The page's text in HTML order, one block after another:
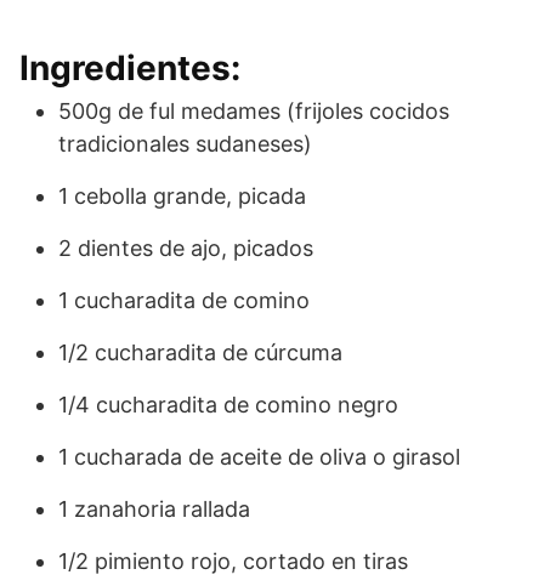
Ingredientes:
500g de ful medames (frijoles cocidos
tradicionales sudaneses)
1 cebolla grande, picada
2 dientes de ajo, picados
1 cucharadita de comino
1/2 cucharadita de cúrcuma
1/4 cucharadita de comino negro
1 cucharada de aceite de oliva o girasol
1 zanahoria rallada
1/2 pimiento rojo, cortado en tiras